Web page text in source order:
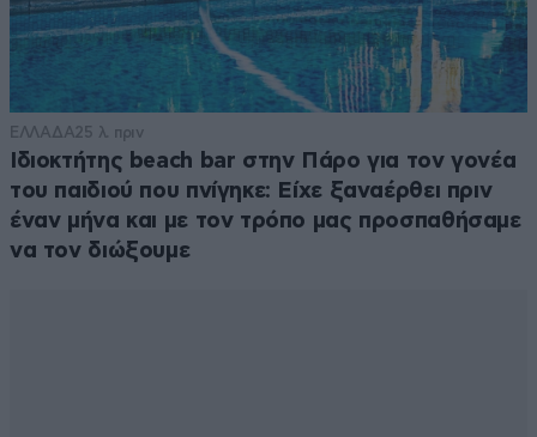
ΕΛΛΑΔΑ25 λ. πριν
Ιδιοκτήτης beach bar στην Πάρο για τον γονέα
του παιδιού που πνίγηκε: Είχε ξαναέρθει πριν
έναν μήνα και με τον τρόπο μας προσπαθήσαμε
να τον διώξουμε